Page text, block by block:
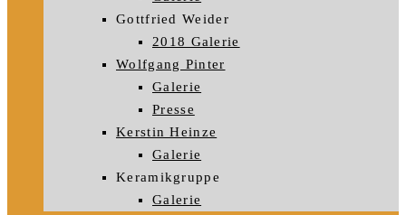
Gottfried Weider
2018 Galerie
Wolfgang Pinter
Galerie
Presse
Kerstin Heinze
Galerie
Keramikgruppe
Galerie